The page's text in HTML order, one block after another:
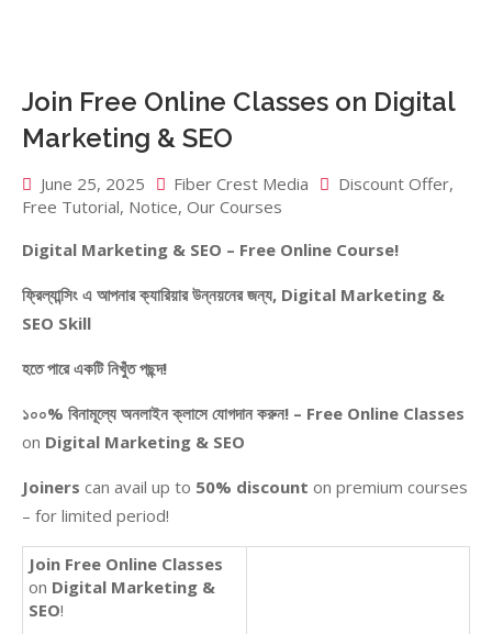
Join Free Online Classes on Digital
Marketing & SEO
June 25, 2025 Fiber Crest Media Discount Offer,
Free Tutorial, Notice, Our Courses
Digital Marketing & SEO – Free Online Course!
ফ্রিল্যান্সিং এ আপনার ক্যারিয়ার উন্নয়নের জন্য, Digital Marketing &
SEO Skill
হতে পারে একটি নিখুঁত পছন্দ!
১০০% বিনামূল্যে অনলাইন ক্লাসেযোগদানকরুন! – Free Online Classes
on Digital Marketing & SEO
Joiners can avail up to 50% discount on premium courses
– for limited period!
Join Free Online Classes
on Digital Marketing &
SEO!